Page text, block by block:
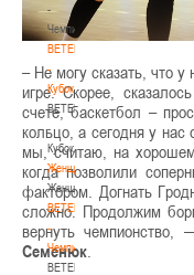
-
Чемпионат
BETERA
-
Кубок
BETERA
-
Кубок
Женщины
Женщины
BETERA
-
Чемпионат
BETERA
– Не могу сказать, что у
игре. Скорее,
счете, баскетбол –
кольцо, а сегодня у
мы, считаю, на хорошем
когда позволили
фактором. Догнать
сложно. Продолжим
вернуть
Семенюк